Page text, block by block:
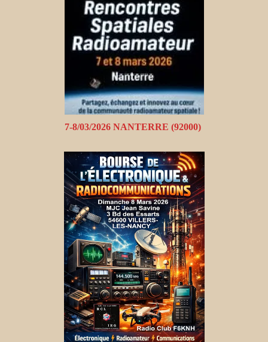
7-8/03/2026 NANTERRE (92000)